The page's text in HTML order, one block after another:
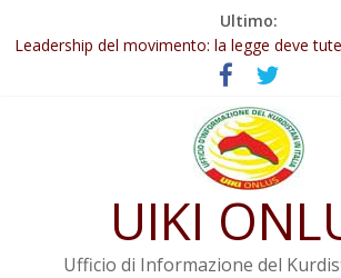
Ultimo:
Abdullah Öcalan: Le legge negativa deve
legge positiva
Leadership del movimento: la legge deve
Commissione donne del KNK: Şengal è di
Non tenere conto della situazione di Rêber
Il KNK chiede un’azione internazionale
UIKI
Ufficio di Informazione del